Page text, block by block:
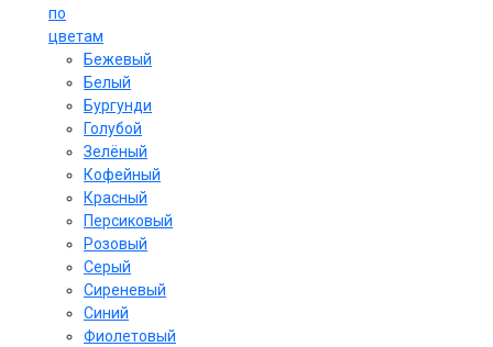
по
цветам
Бежевый
Белый
Бургунди
Голубой
Зелёный
Кофейный
Красный
Персиковый
Розовый
Серый
Сиреневый
Cиний
Фиолетовый